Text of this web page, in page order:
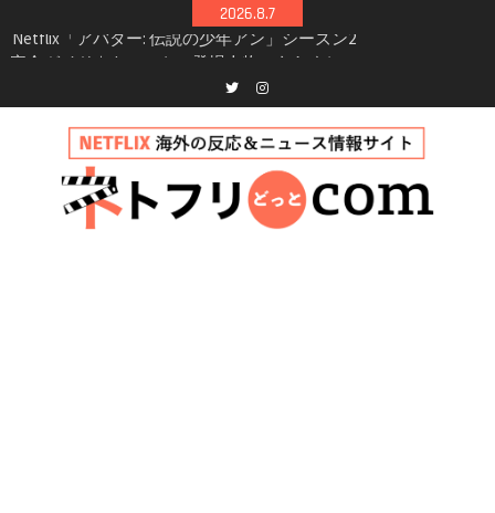
to
2026.8.7
Netflix映画「ボイスメールで恋をして」キャス
イッチ主演ロマコメ
新決定！2027年撮影開始へ
兄弟大騒動のコメディ映画「リトル・ブラザ
ー」がNetflixで配信！─キャスト・あらすじ・
見どころまとめ
Twitterinstagram